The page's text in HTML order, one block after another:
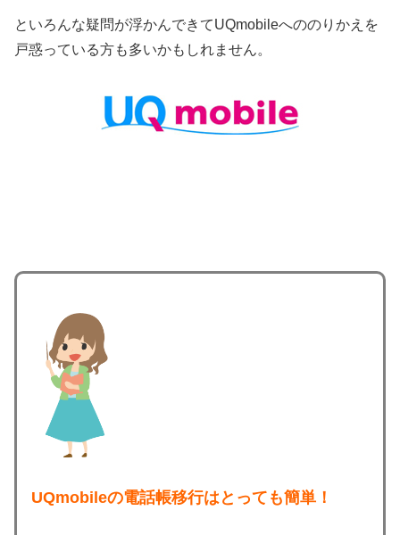
といろんな疑問が浮かんできてUQmobileへののりかえを
戸惑っている方も多いかもしれません。
UQmobileの電話帳移行はとっても簡単！